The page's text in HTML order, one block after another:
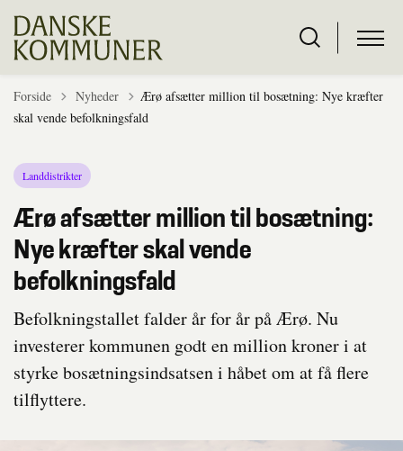
Forside Tilbage til
Nyheder
Ærø afsætter million til bosætning: Nye kræfter
skal vende befolkningsfald
Landdistrikter
Ærø afsætter million til bosætning:
Nye kræfter skal vende
befolkningsfald
Befolkningstallet falder år for år på Ærø. Nu
investerer kommunen godt en million kroner i at
styrke bosætningsindsatsen i håbet om at få flere
tilflyttere.